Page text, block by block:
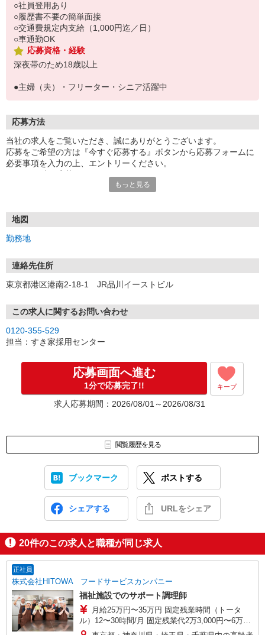
○社員登用あり
○履歴書不要の簡単面接
○交通費規定内支給（1,000円迄／日）
○車通勤OK
応募資格・経験
深夜帯のため18歳以上
●主婦（夫）・フリーター・シニア活躍中
応募方法
当社の求人をご覧いただき、誠にありがとうございます。
応募をご希望の方は『今すぐ応募する』ボタンから応募フォームに
必要事項を入力の上、エントリーください。
号」など
もっと見る
地図
勤務地
連絡先住所
東京都港区港南2-18-1 JR品川イーストビル
この求人に関するお問い合わせ
0120-355-529
担当：すき家採用センター
応募画面へ進む
1分で応募完了!! キープ
求人応募期間：2026/08/01～2026/08/31
閲覧履歴を見る
ブックマーク ポストする
シェアする URLをシェア
20件のこの求人と職種が同じ求人
正社員
株式会社HITOWA フードサービスカンパニー
福祉施設でのサポート調理師
月給25万円〜35万円 固定残業時間（トータ
ル）12〜30時間/月 固定残業代2万3,000円〜6万
3,000円 超過分別途支給 ※給与は経験や前職給与